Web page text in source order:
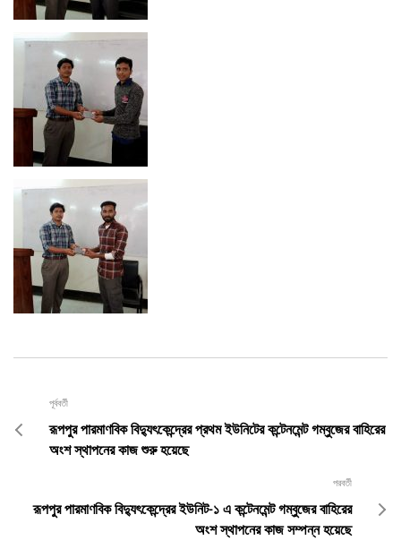
পূর্ববর্তী
রূপপুর পারমাণবিক বিদ্যুৎকেন্দ্রের প্রথম ইউনিটের কন্টেনমেন্ট গম্বুজের বাহিরের
অংশ স্থাপনের কাজ শুরু হয়েছে
পরবর্তী
রূপপুর পারমাণবিক বিদ্যুৎকেন্দ্রের ইউনিট-১ এ কন্টেনমেন্ট গম্বুজের বাহিরের
অংশ স্থাপনের কাজ সম্পন্ন হয়েছে